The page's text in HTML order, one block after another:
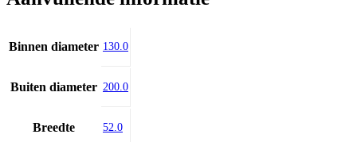
Binnen diameter 130.0
Buiten diameter 200.0
Breedte 52.0